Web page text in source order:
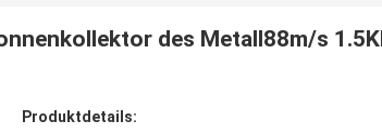
des Metall88m/s
Produktdetails: